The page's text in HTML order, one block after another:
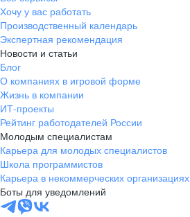
Хочу у вас работать
Производственный календарь
Экспертная рекомендация
Новости и статьи
Блог
О компаниях в игровой форме
Жизнь в компании
ИТ-проекты
Рейтинг работодателей России
Молодым специалистам
Карьера для молодых специалистов
Школа программистов
Карьера в некоммерческих организациях
Боты для уведомлений